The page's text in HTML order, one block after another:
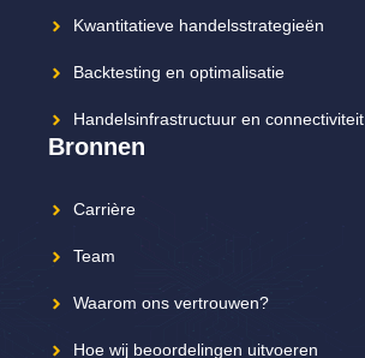
Kwantitatieve handelsstrategieën
Backtesting en optimalisatie
Handelsinfrastructuur en connectiviteit
Bronnen
Carrière
Team
Waarom ons vertrouwen?
Hoe wij beoordelingen uitvoeren